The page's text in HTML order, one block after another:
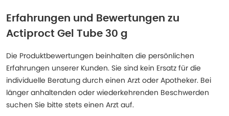
Erfahrungen und Bewertungen zu
Actiproct Gel Tube 30 g
Die Produktbewertungen beinhalten die persönlichen
Erfahrungen unserer Kunden. Sie sind kein Ersatz für die
individuelle Beratung durch einen Arzt oder Apotheker. Bei
länger anhaltenden oder wiederkehrenden Beschwerden
suchen Sie bitte stets einen Arzt auf.